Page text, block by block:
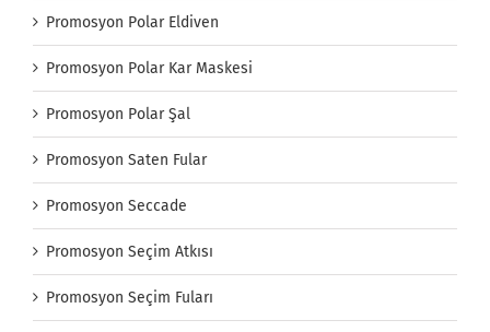
Promosyon Polar Eldiven
Promosyon Polar Kar Maskesi
Promosyon Polar Şal
Promosyon Saten Fular
Promosyon Seccade
Promosyon Seçim Atkısı
Promosyon Seçim Fuları